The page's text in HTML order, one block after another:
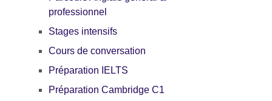
professionnel
Stages intensifs
Cours de conversation
Préparation IELTS
Préparation Cambridge C1